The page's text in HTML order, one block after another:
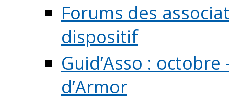
Forums des
dispositif
Guid’Asso :
d’Armor